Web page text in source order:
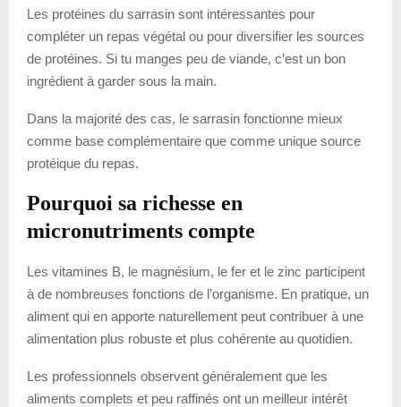
Les protéines du sarrasin sont intéressantes pour
compléter un repas végétal ou pour diversifier les sources
de protéines. Si tu manges peu de viande, c’est un bon
ingrédient à garder sous la main.
Dans la majorité des cas, le sarrasin fonctionne mieux
comme base complémentaire que comme unique source
protéique du repas.
Pourquoi sa richesse en
micronutriments compte
Les vitamines B, le magnésium, le fer et le zinc participent
à de nombreuses fonctions de l’organisme. En pratique, un
aliment qui en apporte naturellement peut contribuer à une
alimentation plus robuste et plus cohérente au quotidien.
Les professionnels observent généralement que les
aliments complets et peu raffinés ont un meilleur intérêt